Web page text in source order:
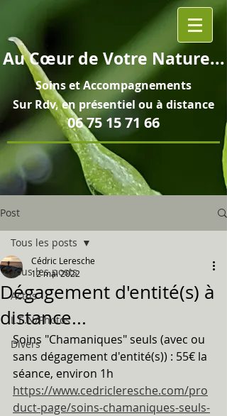
AuCœurde Votre Nature...
Soins etAccompagnements
Sur Rdv, en présentiel ou à distance
06 75 15 71 66
Post
Tous les posts
Actus
L.E.N/Photos
Divers
Tous les posts
Dégagement d'entité(s) à
distance...
Cédric Leresche
12 mai 2022
Soins "Chamaniques" seuls (avec ou
sans dégagement d'entité(s)) : 55€ la
séance, environ 1h
https://www.cedricleresche.com/pro
duct-page/soins-chamaniques-seuls-